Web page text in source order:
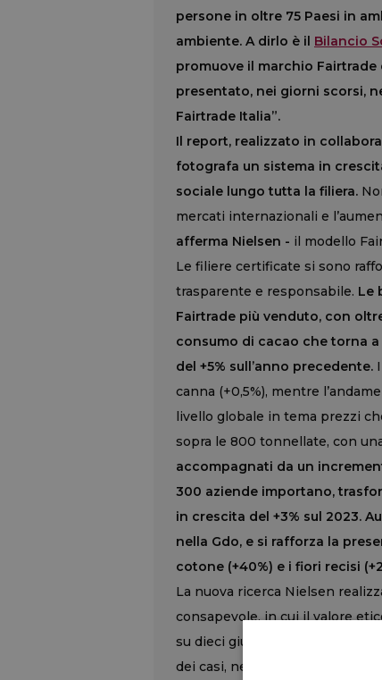
persone in oltre 75 Paesi in
ambiente. A dirlo è il Bilancio
promuove il marchio
presentato, nei giorni scorsi,
Fairtrade Italia”.
Il report, realizzato in
fotografa un sistema in
sociale lungo tutta la filiera.
mercati internazionali e
afferma Nielsen - il modello
Le filiere certificate si sono
trasparente e responsabile. Le
Fairtrade più venduto, con
consumo di cacao che torna
del +5% sull’anno precedente.
canna (+0,5%), mentre
livello globale in tema prezzi
sopra le 800 tonnellate, con
accompagnati da un
300 aziende importano,
in crescita del +3% sul 2023.
nella Gdo, e si rafforza la
cotone (+40%) e i fiori recisi
La nuova ricerca Nielsen
consapevole, in cui il valore
su dieci giudicano affidabili i
dei casi, ne apprezza il valore: